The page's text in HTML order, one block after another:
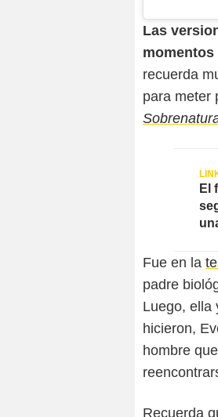
Las
recuerda
para meter
El
Fue en la
padre
Luego, ella
hicieron,
hombre
Recuerda